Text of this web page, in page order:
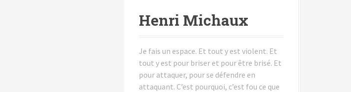
Henri Michaux
Je fais un espace. Et tout y est violent. Et
tout y est pour briser et pour être brisé. Et
pour attaquer, pour se défendre en
attaquant. C’est pourquoi, c’est fou ce que